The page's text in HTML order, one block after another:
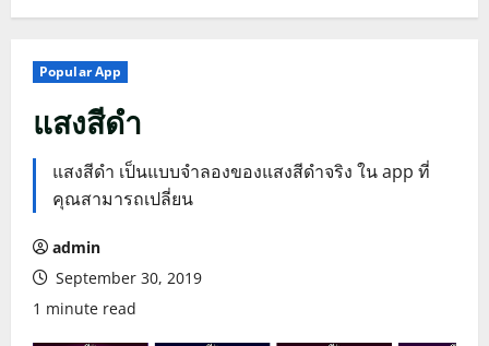
Popular App
แสงสีดำ
แสงสีดำ เป็นแบบจำลองของแสงสีดำจริง ใน app ที่
คุณสามารถเปลี่ยน
admin
September 30, 2019
1 minute read